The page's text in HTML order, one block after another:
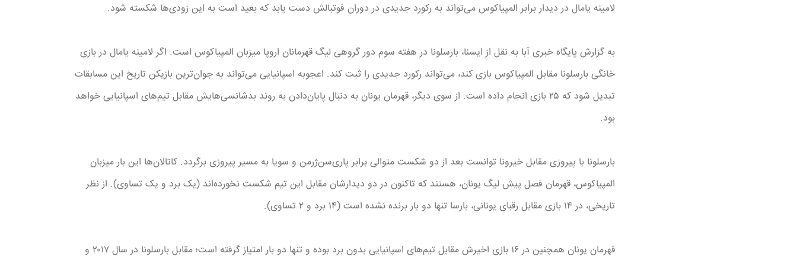
لامینه یامال در دیدار برابر المپیاکوس می‌تواند به رکورد جدیدی در دوران فوتبالش دست یابد که بعید است به این زودی‌ها شکسته شود.
به گزارش پایگاه خبری آبا به نقل از ایسنا، بارسلونا در هفته سوم دور گروهی لیگ قهرمانان اروپا میزبان المپیاکوس است. اگر لامینه یامال در بازی
خانگی بارسلونا مقابل المپیاکوس بازی کند، می‌تواند رکورد جدیدی را ثبت کند. اعجوبه اسپانیایی می‌تواند به جوان‌ترین بازیکن تاریخ این مسابقات
تبدیل شود که ۲۵ بازی انجام داده است. از سوی دیگر، قهرمان یونان به دنبال پایان‌دادن به روند بدشانسی‌هایش مقابل تیم‌های اسپانیایی خواهد
بود.
بارسلونا با پیروزی مقابل خیرونا توانست بعد از دو شکست متوالی برابر پاری‌سن‌ژرمن و سویا به مسیر پیروزی برگردد. کاتالان‌ها این بار میزبان
المپیاکوس، قهرمان فصل پیش لیگ یونان، هستند که تاکنون در دو دیدارشان مقابل این تیم شکست نخورده‌اند (یک برد و یک تساوی). از نظر
تاریخی، در ۱۴ بازی مقابل رقبای یونانی، بارسا تنها دو بار برنده نشده است (۱۴ برد و ۲ تساوی).
قهرمان یونان همچنین در ۱۶ بازی اخیرش مقابل تیم‌های اسپانیایی بدون برد بوده و تنها دو بار امتیاز گرفته است؛ مقابل بارسلونا در سال ۲۰۱۷ و